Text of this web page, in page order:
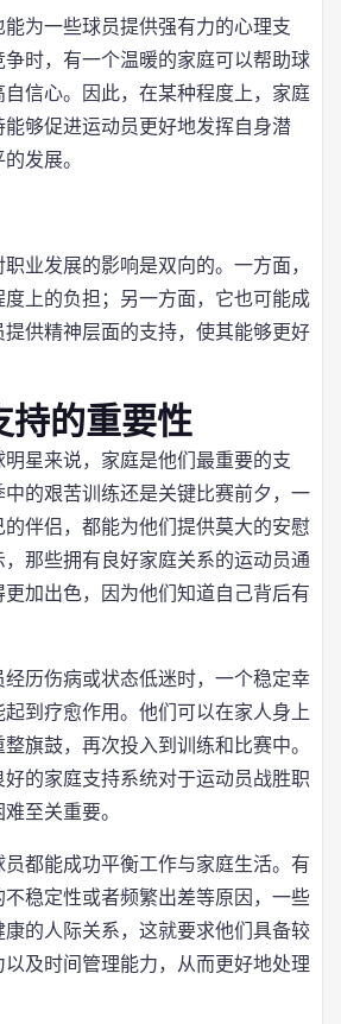
为一些球员提供强有力的心理支
时，有一个温暖的家庭可以帮助球
自信心。因此，在某种程度上，家庭
够促进运动员更好地发挥自身潜
发展。
业发展的影响是双向的。一方面，
上的负担；另一方面，它也可能成
供精神层面的支持，使其能够更好
持的重要性
星来说，家庭是他们最重要的支
的艰苦训练还是关键比赛前夕，一
伴侣，都能为他们提供莫大的安慰
那些拥有良好家庭关系的运动员通
加出色，因为他们知道自己背后有
经历伤病或状态低迷时，一个稳定幸
到疗愈作用。他们可以在家人身上
旗鼓，再次投入到训练和比赛中。
好的家庭支持系统对于运动员战胜职
至关重要。
都能成功平衡工作与家庭生活。有
稳定性或者频繁出差等原因，一些
的人际关系，这就要求他们具备较
及时间管理能力，从而更好地处理